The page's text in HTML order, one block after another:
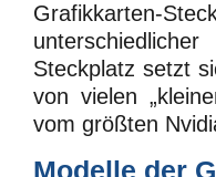
Grafikkarten-
Steckplatz setzt
von vielen
vom größten
Modelle der